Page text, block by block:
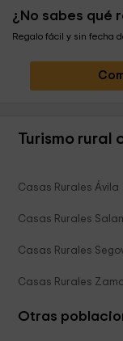
¿No sabes qué
Regalo fácil y sin fecha
Turismo rural
Casas Rurales Ávila
Casas Rurales
Casas Rurales
Casas Rurales
Otras